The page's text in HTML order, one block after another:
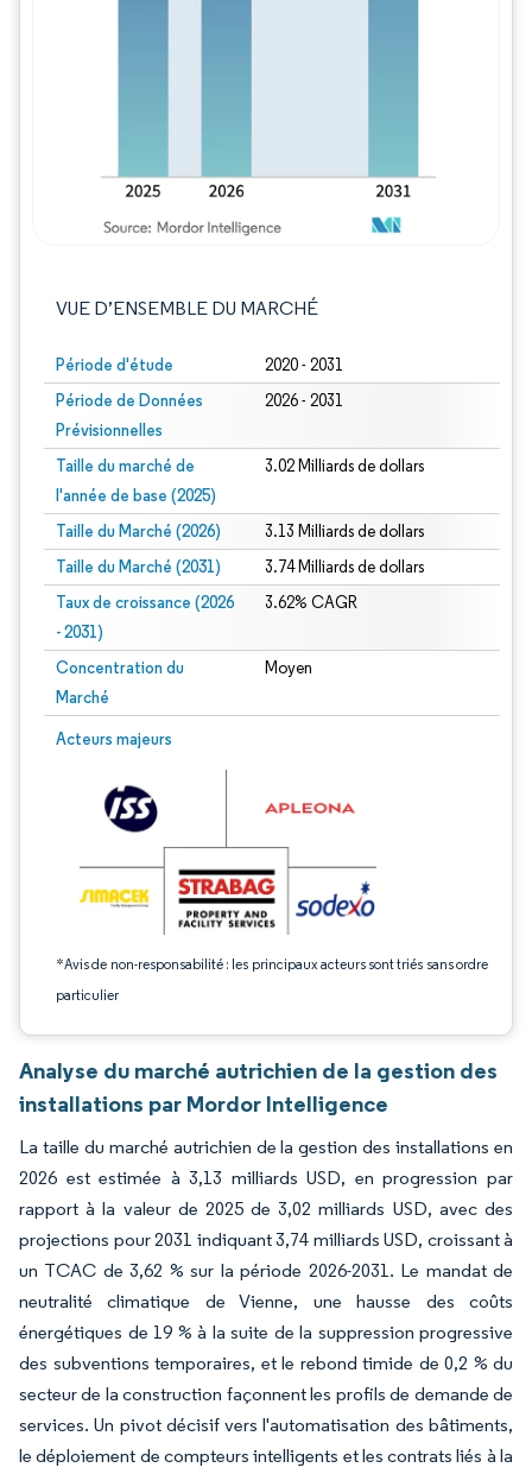
VUE D’ENSEMBLE DU MARCHÉ
Période d'étude 2020 - 2031
Période de Données
Prévisionnelles
2026 - 2031
Taille du marché de
l'année de base (2025)
3.02 Milliards de dollars
Taille du Marché (2026) 3.13 Milliards de dollars
Taille du Marché (2031) 3.74 Milliards de dollars
Taux de croissance (2026
- 2031)
3.62% CAGR
Concentration du
Marché
Moyen
Acteurs majeurs
*Avis de non-responsabilité : les principaux acteurs sont triés sans ordre
particulier
Image © Mordor Intelligence. La réutilisation nécessite une attribution sous CC
Analyse du marché autrichien de la gestion des
installations par Mordor Intelligence
La taille du marché autrichien de la gestion des installations en
2026 est estimée à 3,13 milliards USD, en progression par
rapport à la valeur de 2025 de 3,02 milliards USD, avec des
projections pour 2031 indiquant 3,74 milliards USD, croissant à
un TCAC de 3,62 % sur la période 2026-2031. Le mandat de
neutralité climatique de Vienne, une hausse des coûts
énergétiques de 19 % à la suite de la suppression progressive
des subventions temporaires, et le rebond timide de 0,2 % du
secteur de la construction façonnent les profils de demande de
services. Un pivot décisif vers l'automatisation des bâtiments,
le déploiement de compteurs intelligents et les contrats liés à la